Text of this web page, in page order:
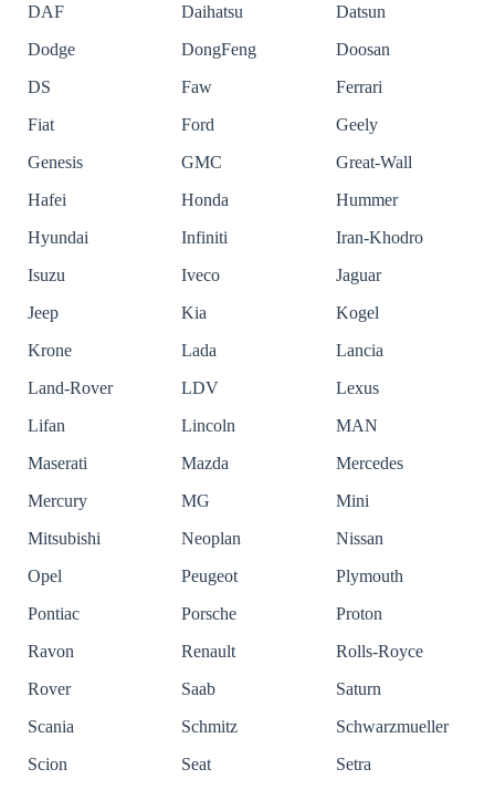
DAF
Daihatsu
Datsun
Dodge
DongFeng
Doosan
DS
Faw
Ferrari
Fiat
Ford
Geely
Genesis
GMC
Great-Wall
Hafei
Honda
Hummer
Hyundai
Infiniti
Iran-Khodro
Isuzu
Iveco
Jaguar
Jeep
Kia
Kogel
Krone
Lada
Lancia
Land-Rover
LDV
Lexus
Lifan
Lincoln
MAN
Maserati
Mazda
Mercedes
Mercury
MG
Mini
Mitsubishi
Neoplan
Nissan
Opel
Peugeot
Plymouth
Pontiac
Porsche
Proton
Ravon
Renault
Rolls-Royce
Rover
Saab
Saturn
Scania
Schmitz
Schwarzmueller
Scion
Seat
Setra